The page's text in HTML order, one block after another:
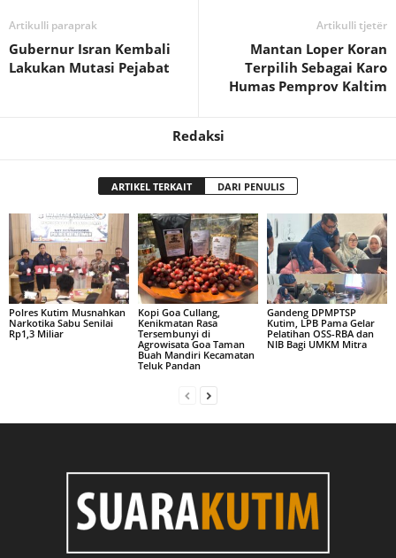
Artikulli paraprak
Gubernur Isran Kembali
Lakukan Mutasi Pejabat
Artikulli tjetër
Mantan Loper Koran
Terpilih Sebagai Karo
Humas Pemprov Kaltim
Redaksi
ARTIKEL TERKAIT DARI PENULIS
Polres Kutim Musnahkan
Narkotika Sabu Senilai
Rp1,3 Miliar
Kopi Goa Cullang,
Kenikmatan Rasa
Tersembunyi di
Agrowisata Goa Taman
Buah Mandiri Kecamatan
Teluk Pandan
Gandeng DPMPTSP
Kutim, LPB Pama Gelar
Pelatihan OSS-RBA dan
NIB Bagi UMKM Mitra